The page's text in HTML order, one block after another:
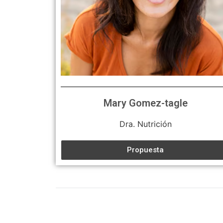
Mary Gomez-tagle
Dra. Nutrición
Propuesta